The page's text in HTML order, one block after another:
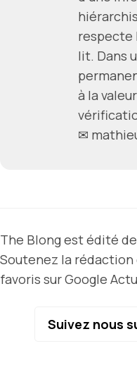
respecte
lit. Dans
à la
✉
The Blong est édité
Soutenez la rédaction
favoris sur Google
Suivez nous